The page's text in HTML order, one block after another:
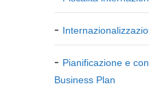
Pianificazione e
Business Plan